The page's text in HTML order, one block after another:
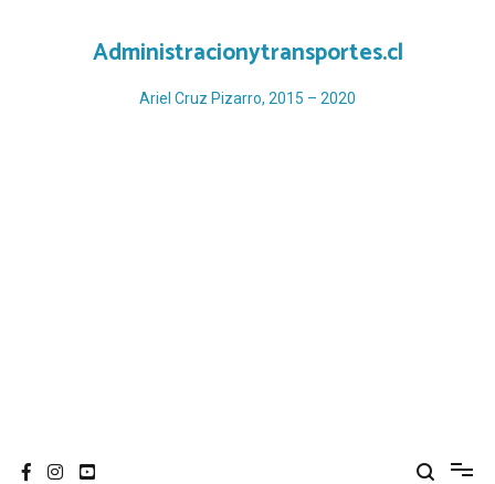
Administracionytransportes.cl
Ariel Cruz Pizarro, 2015 – 2020